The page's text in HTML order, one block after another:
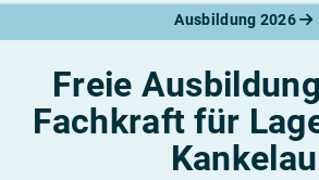
Ausbildung 2026
Freie
Fachkraft für
Kankelau